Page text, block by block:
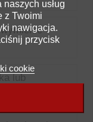
usług
z Twoimi
nawigacja.
przycisk
cookie
800°C.
jest
się do
Warto też
lub